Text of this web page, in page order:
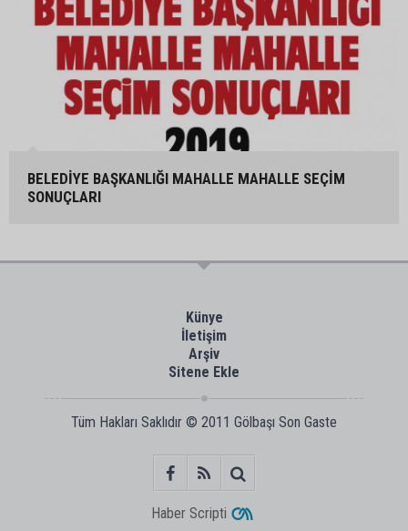
BELEDİYE BAŞKANLIĞI MAHALLE MAHALLE SEÇİM
SONUÇLARI
Künye
İletişim
Arşiv
Sitene Ekle
Tüm Hakları Saklıdır © 2011 Gölbaşı Son Gaste
Haber Scripti